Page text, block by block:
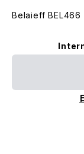
Belaieff BEL466